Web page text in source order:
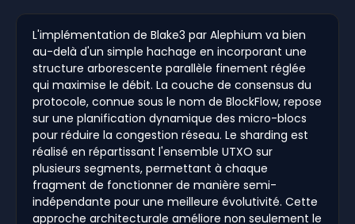
L'implémentation de Blake3 par Alephium va bien
au-delà d'un simple hachage en incorporant une
structure arborescente parallèle finement réglée
qui maximise le débit. La couche de consensus du
protocole, connue sous le nom de BlockFlow, repose
sur une planification dynamique des micro-blocs
pour réduire la congestion réseau. Le sharding est
réalisé en répartissant l'ensemble UTXO sur
plusieurs segments, permettant à chaque
fragment de fonctionner de manière semi-
indépendante pour une meilleure évolutivité. Cette
approche architecturale améliore non seulement le